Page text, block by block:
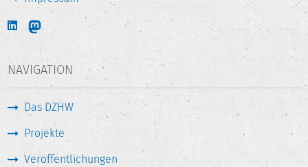
NAVIGATION
Das DZHW
Projekte
Veröffentlichungen